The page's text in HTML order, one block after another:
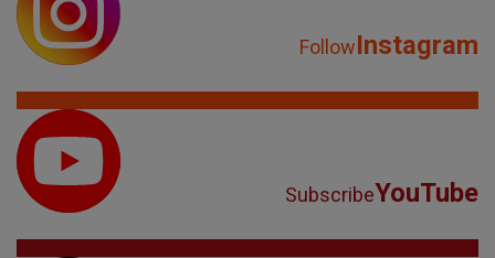
FollowInstagram
SubscribeYouTube